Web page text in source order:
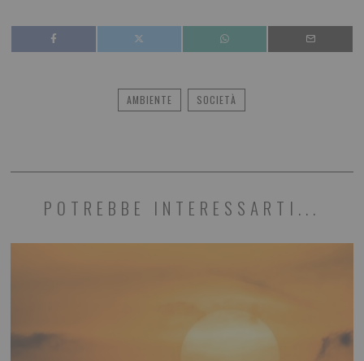
AMBIENTE SOCIETÀ
POTREBBE INTERESSARTI...